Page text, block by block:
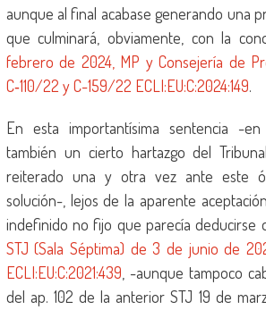
aunque al final acabase generando una
que culminará, obviamente, con la
febrero de 2024, MP y Consejería de
C‑110/22 y C-159/22 ECLI:EU:C:2024:149.
En esta importantísima sentencia -
también un cierto hartazgo del
reiterado una y otra vez ante este
solución-, lejos de la aparente
indefinido no fijo que parecía deducirse
STJ (Sala Séptima) de 3 de junio de
ECLI:EU:C:2021:439 , -aunque tampoco
del ap. 102 de la anterior STJ 19 de